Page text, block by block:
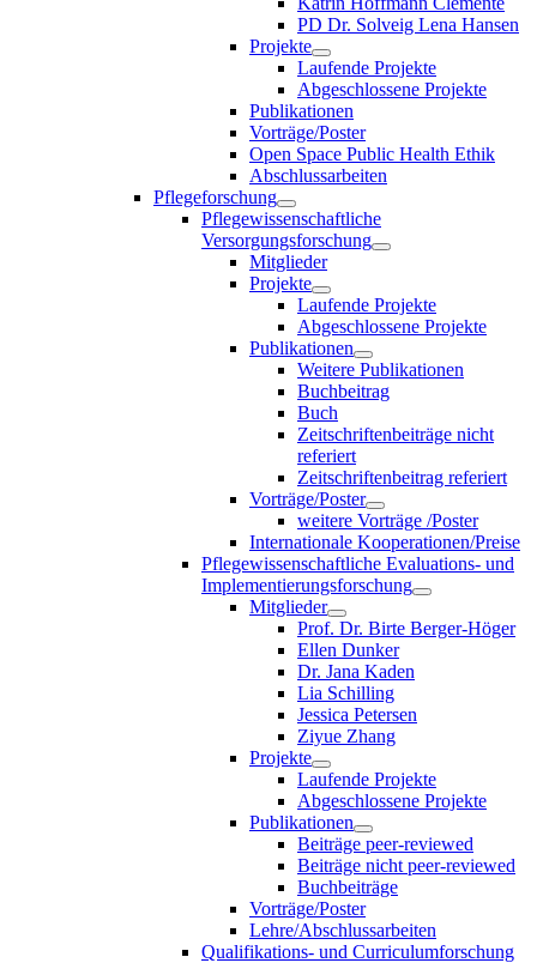
PD Dr. Solveig Lena Hansen
Projekte
Laufende Projekte
Abgeschlossene Projekte
Publikationen
Vorträge/Poster
Open Space Public Health Ethik
Abschlussarbeiten
Pflegeforschung
Pflegewissenschaftliche
Versorgungsforschung
Mitglieder
Projekte
Laufende Projekte
Abgeschlossene Projekte
Publikationen
Weitere Publikationen
Buchbeitrag
Buch
Zeitschriftenbeiträge nicht
referiert
Zeitschriftenbeitrag referiert
Vorträge/Poster
weitere Vorträge /Poster
Internationale Kooperationen/Preise
Pflegewissenschaftliche Evaluations- und
Implementierungsforschung
Mitglieder
Prof. Dr. Birte Berger-Höger
Ellen Dunker
Dr. Jana Kaden
Lia Schilling
Jessica Petersen
Ziyue Zhang
Projekte
Laufende Projekte
Abgeschlossene Projekte
Publikationen
Beiträge peer-reviewed
Beiträge nicht peer-reviewed
Buchbeiträge
Vorträge/Poster
Lehre/Abschlussarbeiten
Qualifikations- und Curriculumforschung